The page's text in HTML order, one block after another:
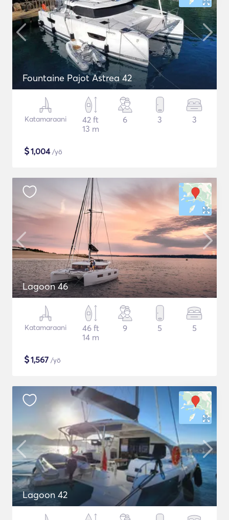
Fountaine Pajot Astrea 42
Katamaraani
42 ft
13 m
6 3 3
$1,004/yö
Lagoon 46
Katamaraani
46 ft
14 m
9 5 5
$1,567 /yö
Lagoon 42